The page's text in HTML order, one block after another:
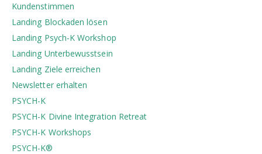
Kundenstimmen
Landing Blockaden lösen
Landing Psych-K Workshop
Landing Unterbewusstsein
Landing Ziele erreichen
Newsletter erhalten
PSYCH-K
PSYCH-K Divine Integration Retreat
PSYCH-K Workshops
PSYCH-K®